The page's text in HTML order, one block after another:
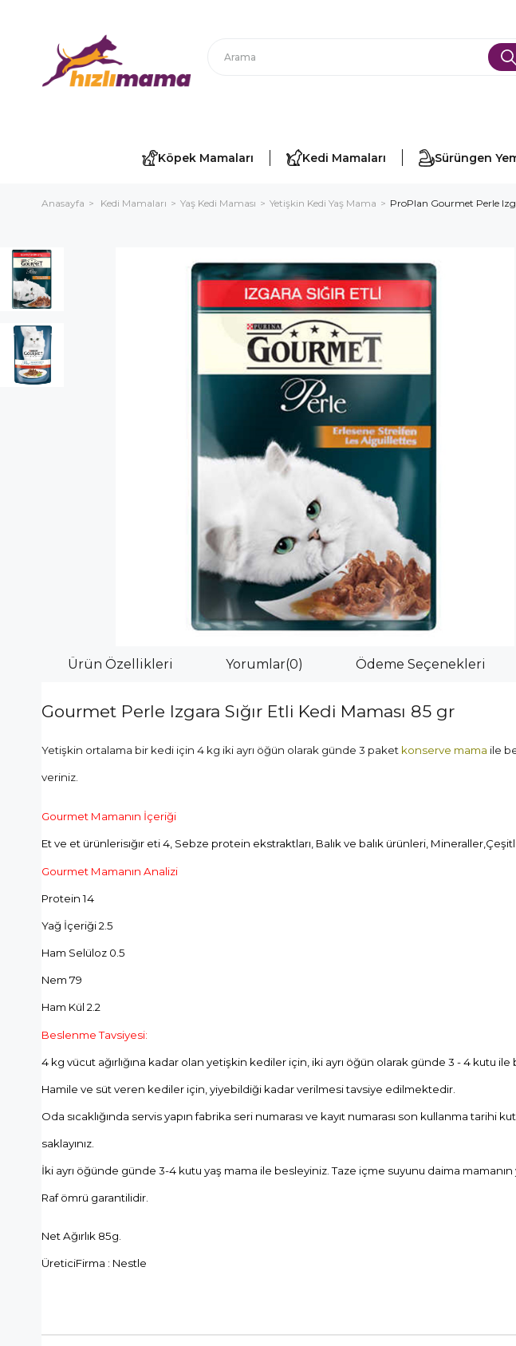
Köpek Mamaları Kedi Mamaları Sürüngen
Anasayfa Kedi Mamaları Yaş Kedi Maması Yetişkin Kedi Yaş Mama ProPlan Gourmet Perle
Ürün Özellikleri Yorumlar(0) Ödeme Seçenekleri
Gourmet Perle Izgara Sığır Etli Kedi Maması 85 gr
Yetişkin ortalama bir kedi için 4 kg iki ayrı öğün olarak günde 3 paket konserve mama ile
veriniz.
Gourmet Mamanın İçeriği
Et ve et ürünlerisığır eti 4, Sebze protein ekstraktları, Balık ve balık ürünleri,
Gourmet Mamanın Analizi
Protein 14
Yağ İçeriği 2.5
Ham Selüloz 0.5
Nem 79
Ham Kül 2.2
Beslenme Tavsiyesi:
4 kg vücut ağırlığına kadar olan yetişkin kediler için, iki ayrı öğün olarak günde 3 - 4 kutu
Hamile ve süt veren kediler için, yiyebildiği kadar verilmesi tavsiye edilmektedir.
Oda sıcaklığında servis yapın fabrika seri numarası ve kayıt numarası son kullanma
saklayınız.
İki ayrı öğünde günde 3-4 kutu yaş mama ile besleyiniz. Taze içme suyunu daima mamanın
Raf ömrü garantilidir.
Net Ağırlık 85g.
ÜreticiFirma : Nestle